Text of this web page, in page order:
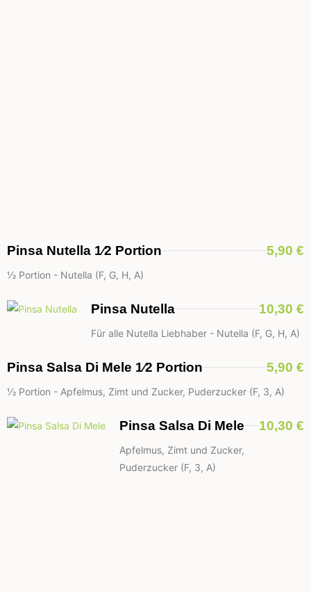
Pinsa Nutella 1⁄2 Portion 5,90 €
1⁄2 Portion - Nutella (F, G, H, A)
Pinsa Nutella 10,30 €
Für alle Nutella Liebhaber - Nutella (F, G, H, A)
Pinsa Salsa Di Mele 1⁄2 Portion 5,90 €
1⁄2 Portion - Apfelmus, Zimt und Zucker, Puderzucker (F, 3, A)
Pinsa Salsa Di Mele 10,30 €
Apfelmus, Zimt und Zucker,
Puderzucker (F, 3, A)